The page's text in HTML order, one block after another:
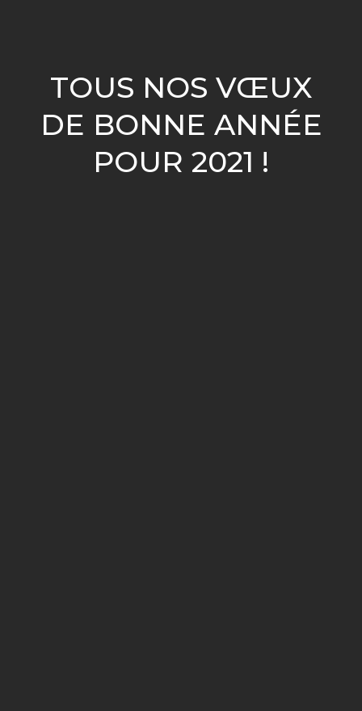
TOUS NOS VŒUX
DE BONNE ANNÉE
POUR 2021 !